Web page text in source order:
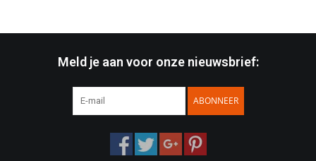
Meld je aan voor onze nieuwsbrief:
ABONNEER